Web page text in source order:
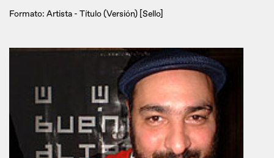
Formato: Artista - Título (Versión) [Sello]